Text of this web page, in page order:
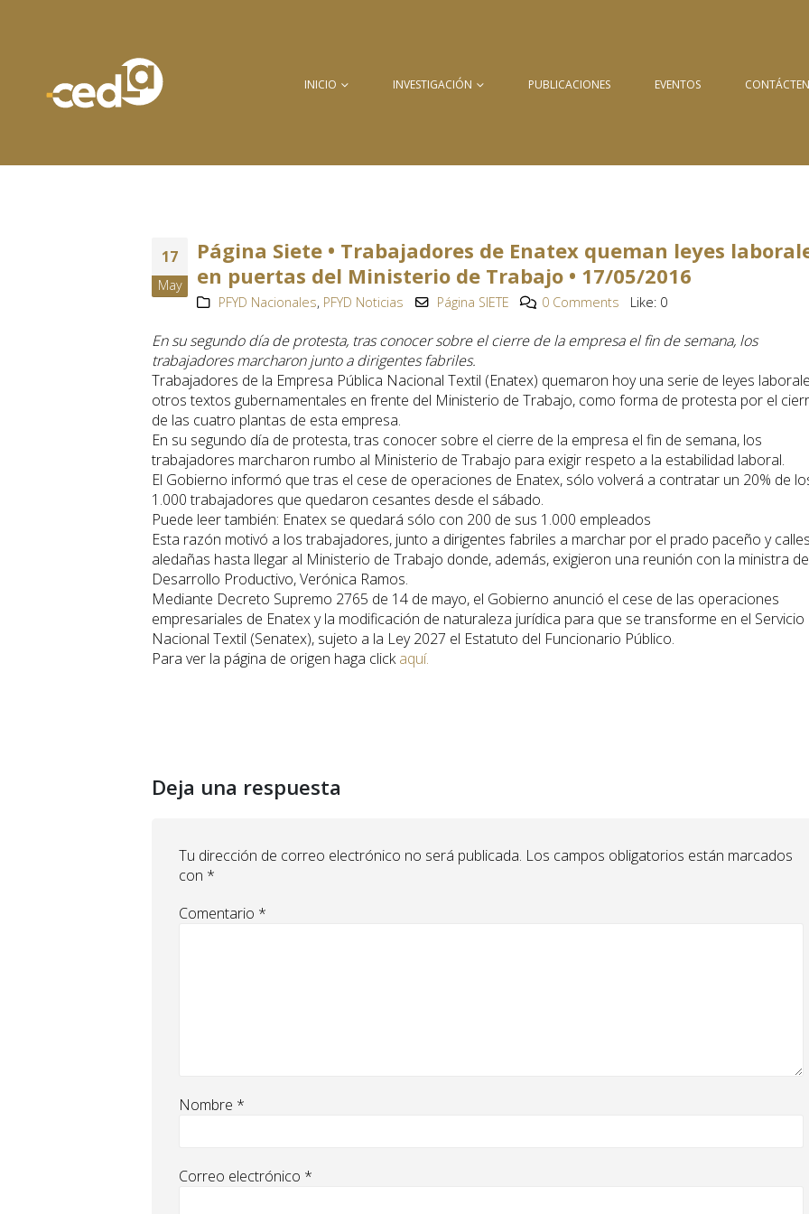
INICIO INVESTIGACIÓN PUBLICACIONES EVENTOS
17
May
Página Siete • Trabajadores de Enatex queman leyes
en puertas del Ministerio de Trabajo • 17/05/2016
PFYD Nacionales, PFYD Noticias Página SIETE 0 Comments Like: 0
En su segundo día de protesta, tras conocer sobre el cierre de la empresa el fin de semana, los
trabajadores marcharon junto a dirigentes fabriles.
Trabajadores de la Empresa Pública Nacional Textil (Enatex) quemaron hoy una serie de leyes
otros textos gubernamentales en frente del Ministerio de Trabajo, como forma de protesta por el
de las cuatro plantas de esta empresa.
En su segundo día de protesta, tras conocer sobre el cierre de la empresa el fin de semana, los
trabajadores marcharon rumbo al Ministerio de Trabajo para exigir respeto a la estabilidad laboral.
El Gobierno informó que tras el cese de operaciones de Enatex, sólo volverá a contratar un 20% de
1.000 trabajadores que quedaron cesantes desde el sábado.
Puede leer también: Enatex se quedará sólo con 200 de sus 1.000 empleados
Esta razón motivó a los trabajadores, junto a dirigentes fabriles a marchar por el prado paceño y
aledañas hasta llegar al Ministerio de Trabajo donde, además, exigieron una reunión con la ministra de
Desarrollo Productivo, Verónica Ramos.
Mediante Decreto Supremo 2765 de 14 de mayo, el Gobierno anunció el cese de las operaciones
empresariales de Enatex y la modificación de naturaleza jurídica para que se transforme en el Servicio
Nacional Textil (Senatex), sujeto a la Ley 2027 el Estatuto del Funcionario Público.
Para ver la página de origen haga clickaquí.
Deja una respuesta
Tu dirección de correo electrónico no será publicada. Los campos obligatorios están marcados
con *
Comentario *
Nombre *
Correo electrónico *